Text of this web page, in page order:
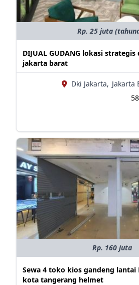
Rp. 25 juta
DIJUAL GUDANG lokasi
jakarta barat
Dki Jakarta, Jakarta
Rp. 160 juta
Sewa 4 toko kios gandeng lantai
kota tangerang helmet